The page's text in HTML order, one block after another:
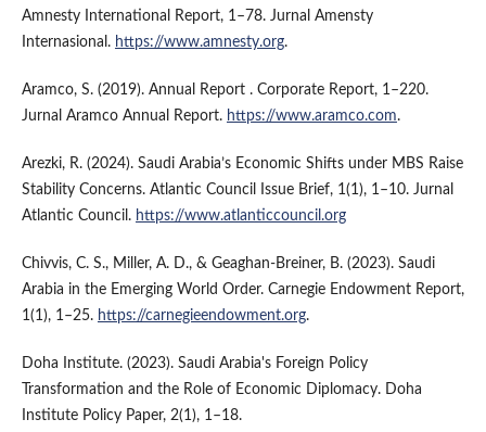
Amnesty International Report, 1–78. Jurnal Amensty
Internasional. https://www.amnesty.org.
Aramco, S. (2019). Annual Report . Corporate Report, 1–220.
Jurnal Aramco Annual Report. https://www.aramco.com.
Arezki, R. (2024). Saudi Arabia’s Economic Shifts under MBS Raise
Stability Concerns. Atlantic Council Issue Brief, 1(1), 1–10. Jurnal
Atlantic Council. https://www.atlanticcouncil.org
Chivvis, C. S., Miller, A. D., & Geaghan-Breiner, B. (2023). Saudi
Arabia in the Emerging World Order. Carnegie Endowment Report,
1(1), 1–25. https://carnegieendowment.org.
Doha Institute. (2023). Saudi Arabia's Foreign Policy
Transformation and the Role of Economic Diplomacy. Doha
Institute Policy Paper, 2(1), 1–18.